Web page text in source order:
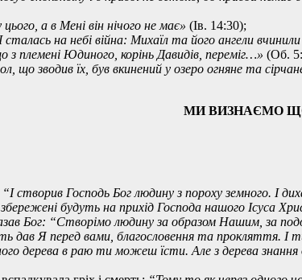
а в Мені він нічого не має» (Ів. 14:30);
сталась на небі війна: Михаїл та його ангели
племені Юдиного, корінь Давидів, переміг…» (Об.
що зводив їх, був вкинений у озеро огняне та
МИ ВИЗНАЄМО
“І створив Господь Бог людину з пороху земного. І
будуть на прихід Господа нашого Ісуса
Бог: “Створімо людину за образом Нашим, за
Я перед вами, благословення та прокляття.
дерева в раю ти можеш їсти. Але з дерева знання